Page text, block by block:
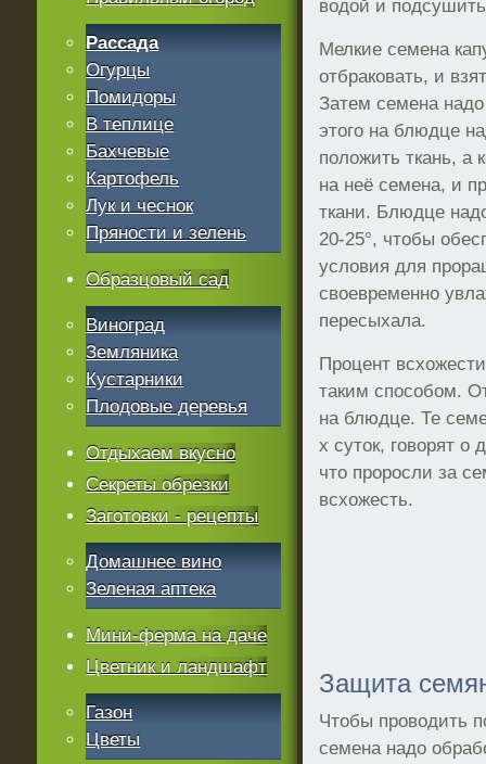
водой и
Мелкие семена
отбраковать, и
Затем семена
этого на блюдце
положить ткань, а
на неё семена, и
ткани. Блюдце
20-25°, чтобы
условия для
своевременно
пересыхала.
Процент
таким способом.
на блюдце. Те
х суток, говорят о
что проросли за
всхожесть.
Защита
Чтобы проводить
семена надо
Рассада
Огурцы
Помидоры
В теплице
Бахчевые
Картофель
Лук и чеснок
Пряности и зелень
Образцовый сад
Виноград
Земляника
Кустарники
Плодовые деревья
Отдыхаем вкусно
Секреты обрезки
Заготовки - рецепты
Домашнее вино
Зеленая аптека
Мини-ферма на даче
Цветник и ландшафт
Газон
Цветы